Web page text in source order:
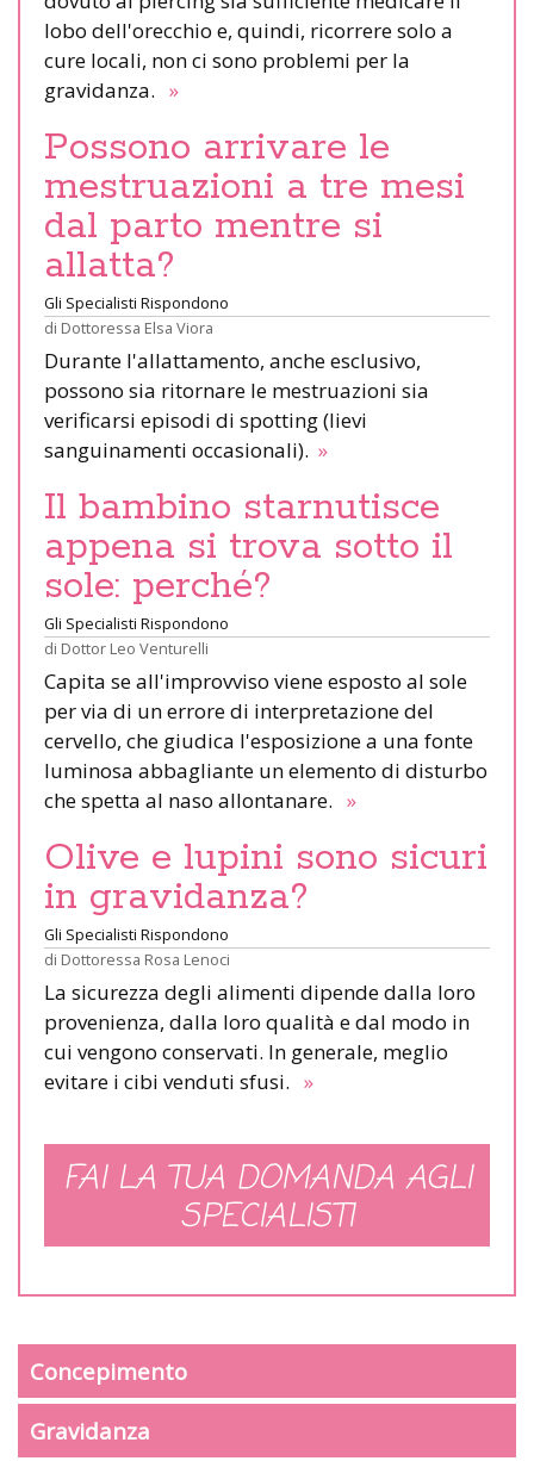
lobo dell'orecchio e, quindi, ricorrere solo a
cure locali, non ci sono problemi per la
gravidanza. »
Possono arrivare le
mestruazioni a tre mesi
dal parto mentre si
allatta?
Gli Specialisti Rispondono
di Dottoressa Elsa Viora
Durante l'allattamento, anche esclusivo,
possono sia ritornare le mestruazioni sia
verificarsi episodi di spotting (lievi
sanguinamenti occasionali). »
Il bambino starnutisce
appena si trova sotto il
sole: perché?
Gli Specialisti Rispondono
di Dottor Leo Venturelli
Capita se all'improvviso viene esposto al sole
per via di un errore di interpretazione del
cervello, che giudica l'esposizione a una fonte
luminosa abbagliante un elemento di disturbo
che spetta al naso allontanare. »
Olive e lupini sono sicuri
in gravidanza?
Gli Specialisti Rispondono
di Dottoressa Rosa Lenoci
La sicurezza degli alimenti dipende dalla loro
provenienza, dalla loro qualità e dal modo in
cui vengono conservati. In generale, meglio
evitare i cibi venduti sfusi. »
FAI LA TUA DOMANDA AGLI
SPECIALISTI
Concepimento
Gravidanza